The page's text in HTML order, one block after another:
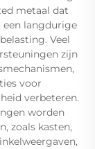
metaal dat
een langdurige
Veel
zijn
voor
verbeteren.
worden
zoals kasten,